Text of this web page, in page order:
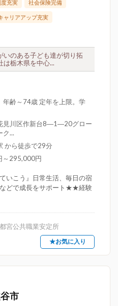
充実 社会保険完備
ャリアアップ充実
いのある子ども達が切り拓
は栃木県を中心...
年齢～74歳 定年を上限。学
見川区作新台8―1―20グロー
ク...
から徒歩で29分
～295,000円
いこう』日常生活、毎日の宿
どで成長をサポート★★経験
宮公共職業安定所
★お気に入り
市